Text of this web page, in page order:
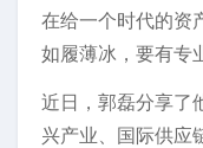
在给一个时代的资
如履薄冰，要有专
近日，郭磊分享了
兴产业、国际供应